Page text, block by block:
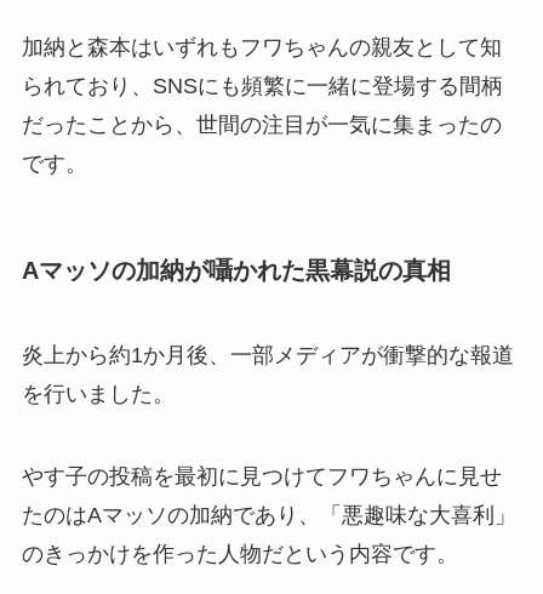
加納と森本はいずれもフワちゃんの親友として知
られており、SNSにも頻繁に一緒に登場する間柄
だったことから、世間の注目が一気に集まったの
です。
Aマッソの加納が囁かれた黒幕説の真相
炎上から約1か月後、一部メディアが衝撃的な報道
を行いました。
やす子の投稿を最初に見つけてフワちゃんに見せ
たのはAマッソの加納であり、「悪趣味な大喜利」
のきっかけを作った人物だという内容です。